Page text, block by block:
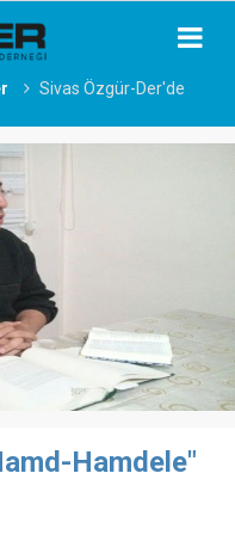
Sivas Özgür-Der'de
Hamdele"